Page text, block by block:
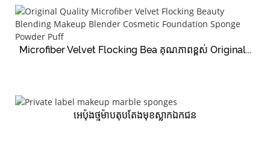
Microfiber Velvet Flocking Bea គុណភាពខ្ពស់ Original...
អេប៉ុងថ្មម៉ាបតុបតែងមុខស្លាកឯកជន